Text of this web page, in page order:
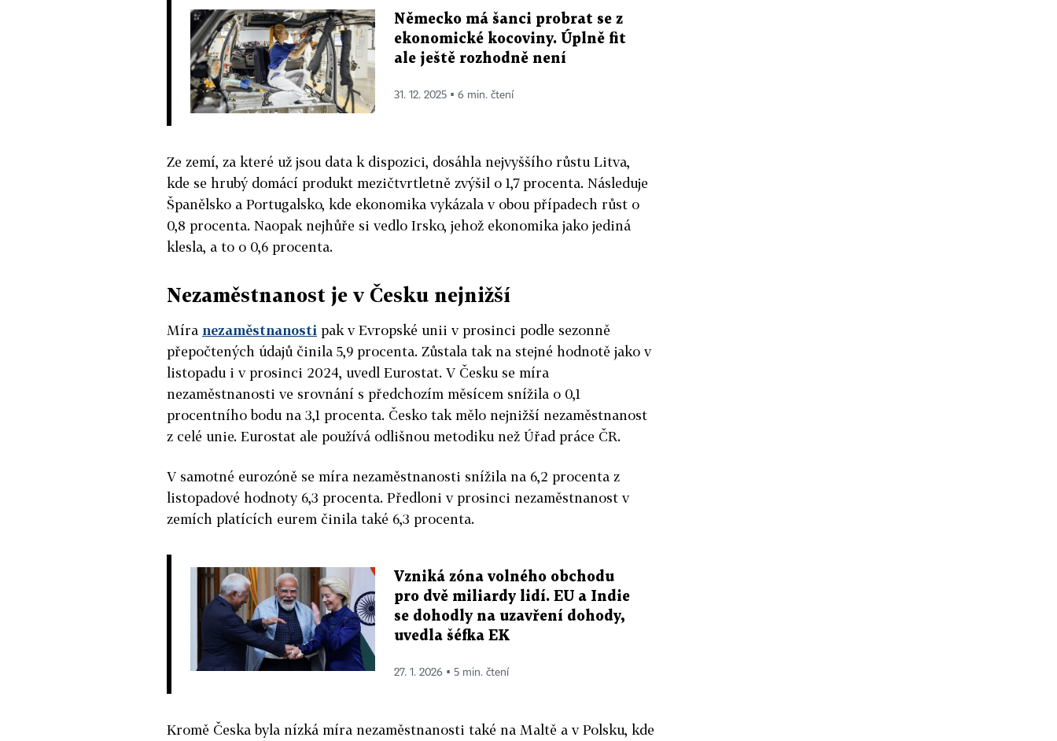
Německo má šanci probrat se z
ekonomické kocoviny. Úplně fit
ale ještě rozhodně není
31. 12. 2025 ▪ 6 min. čtení
Ze zemí, za které už jsou data k dispozici, dosáhla nejvyššího růstu Litva,
kde se hrubý domácí produkt mezičtvrtletně zvýšil o 1,7 procenta. Následuje
Španělsko a Portugalsko, kde ekonomika vykázala v obou případech růst o
0,8 procenta. Naopak nejhůře si vedlo Irsko, jehož ekonomika jako jediná
klesla, a to o 0,6 procenta.
Nezaměstnanost je v Česku nejnižší
Míra nezaměstnanosti pak v Evropské unii v prosinci podle sezonně
přepočtených údajů činila 5,9 procenta. Zůstala tak na stejné hodnotě jako v
listopadu i v prosinci 2024, uvedl Eurostat. V Česku se míra
nezaměstnanosti ve srovnání s předchozím měsícem snížila o 0,1
procentního bodu na 3,1 procenta. Česko tak mělo nejnižší nezaměstnanost
z celé unie. Eurostat ale používá odlišnou metodiku než Úřad práce ČR.
V samotné eurozóně se míra nezaměstnanosti snížila na 6,2 procenta z
listopadové hodnoty 6,3 procenta. Předloni v prosinci nezaměstnanost v
zemích platících eurem činila také 6,3 procenta.
Vzniká zóna volného obchodu
pro dvě miliardy lidí. EU a Indie
se dohodly na uzavření dohody,
uvedla šéfka EK
27. 1. 2026 ▪ 5 min. čtení
Kromě Česka byla nízká míra nezaměstnanosti také na Maltě a v Polsku, kde